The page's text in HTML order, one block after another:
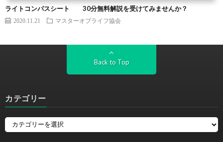
ライトコンパスシート 30分無料解説を受けてみませんか？
2020.11.21 マスターオブライフ協会
Back to Top
カテゴリー